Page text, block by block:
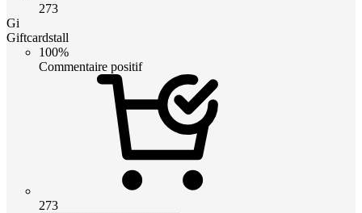
273
Gi
Giftcardstall
100%
Commentaire positif
273